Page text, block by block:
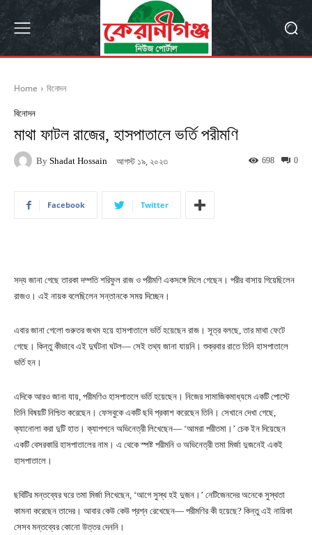
Home বিনোদন
বিনোদন
মাথা ফাটল রাজের, হাসপাতালে ভর্তি পরীমণি
By Shadat Hossain আগস্ট ১৯, ২০২৩ 0
698
Facebook Twitter
সদ্য জানা গেছে তারকা দম্পতি শরিফুল রাজ ও পরীমণি একসঙ্গে মিলে গেছেন। পরীর বাসায় গিয়েছিলেন
রাজও। এই নায়ক বলেছিলেন সন্তানকে সময় দিচ্ছেন।
এবার জানা গেলো গুরুতর জখম হয়ে হাসপাতালে ভর্তি হয়েছেন রাজ। সূত্র বলছে, তার মাথা ফেটে
গেছে। কিন্তু কীভাবে এই দুর্ঘটনা ঘটল— সেই তথ্য জানা যায়নি। শুক্রবার রাতে তিনি হাসপাতালে
ভর্তি হন।
এদিকে আরও জানা যায়, পরীমণিও হাসপাতলে ভর্তি হয়েছেন। নিজের সামাজিকমাধ্যমে একটি পোস্টে
তিনি বিষয়টি নিশ্চিত করেছেন। ফেসবুকে একটি ছবি প্রকাশ করেছেন তিনি। সেখানে দেখা গেছে,
ক্যানোলা করা দুটি হাত। ক্যাপশনে অভিনেত্রী লিখেছেন— ‘আমরা পরীতমা।’ চেক ইন দিয়েছেন
একটি বেসরকারি হাসপাতালের নাম। এ থেকে স্পষ্ট পরীমনি ও অভিনেত্রী তমা মির্জা দুজনেই একই
হাসপাতালে।
ছবিটির মন্তব্যের ঘরে তমা মির্জা লিখেছেন, ‘আগে সুস্থ হই দুজন।’ নেটিজেনদের অনেকে সুস্থতা
কামনা করেছেন তাদের। আবার কেউ কেউ প্রশ্ন রেখেছেন— পরীমণির কী হয়েছে? কিন্তু এই নায়িকা
সেসব মন্তব্যের কোনো উত্তর দেননি।